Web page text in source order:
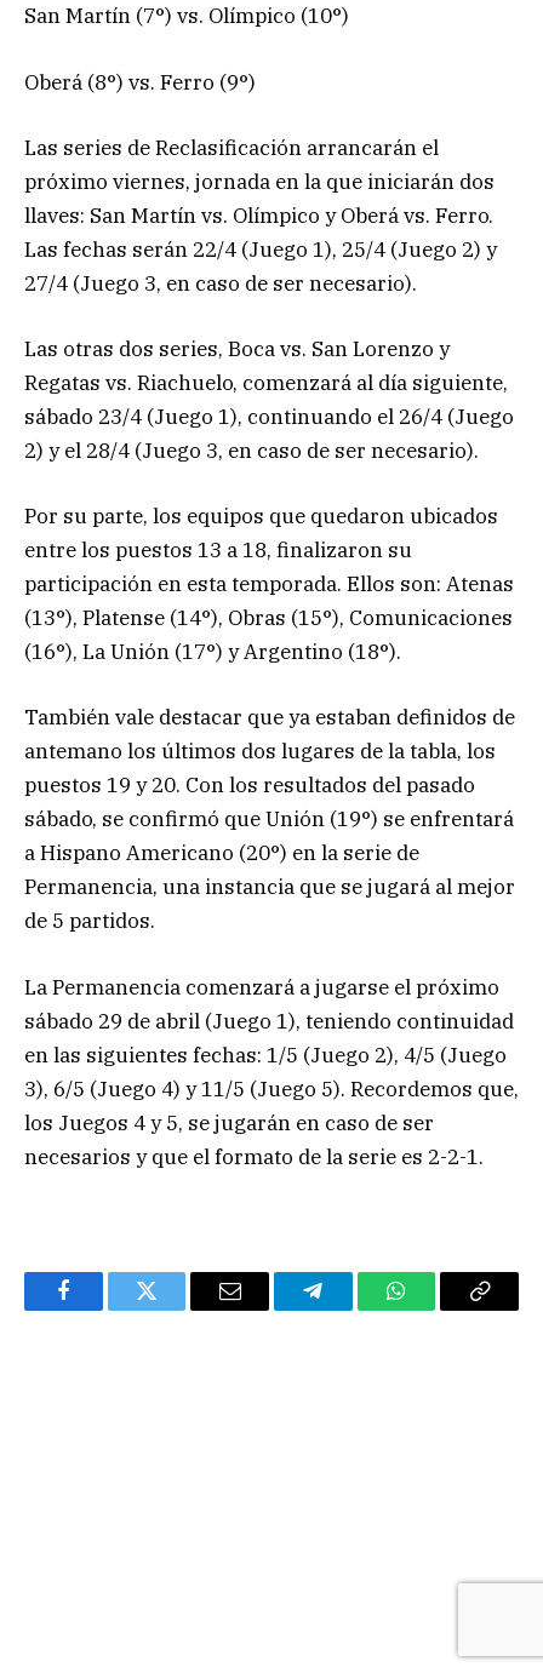
San Martín (7°) vs. Olímpico (10°)
Oberá (8°) vs. Ferro (9°)
Las series de Reclasificación arrancarán el
próximo viernes, jornada en la que iniciarán dos
llaves: San Martín vs. Olímpico y Oberá vs. Ferro.
Las fechas serán 22/4 (Juego 1), 25/4 (Juego 2) y
27/4 (Juego 3, en caso de ser necesario).
Las otras dos series, Boca vs. San Lorenzo y
Regatas vs. Riachuelo, comenzará al día siguiente,
sábado 23/4 (Juego 1), continuando el 26/4 (Juego
2) y el 28/4 (Juego 3, en caso de ser necesario).
Por su parte, los equipos que quedaron ubicados
entre los puestos 13 a 18, finalizaron su
participación en esta temporada. Ellos son: Atenas
(13°), Platense (14°), Obras (15°), Comunicaciones
(16°), La Unión (17°) y Argentino (18°).
También vale destacar que ya estaban definidos de
antemano los últimos dos lugares de la tabla, los
puestos 19 y 20. Con los resultados del pasado
sábado, se confirmó que Unión (19°) se enfrentará
a Hispano Americano (20°) en la serie de
Permanencia, una instancia que se jugará al mejor
de 5 partidos.
La Permanencia comenzará a jugarse el próximo
sábado 29 de abril (Juego 1), teniendo continuidad
en las siguientes fechas: 1/5 (Juego 2), 4/5 (Juego
3), 6/5 (Juego 4) y 11/5 (Juego 5). Recordemos que,
los Juegos 4 y 5, se jugarán en caso de ser
necesarios y que el formato de la serie es 2-2-1.
FacebookTwitter Email TelegramWhatsAppCopy